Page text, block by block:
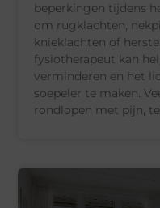
beperkingen tijdens
om rugklachten,
knieklachten of
fysiotherapeut kan
verminderen en het
soepeler te maken.
rondlopen met pijn,